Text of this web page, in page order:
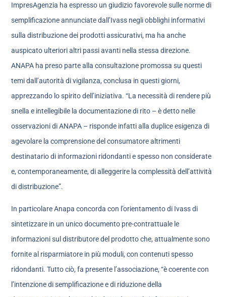
ImpresAgenzia ha espresso un giudizio favorevole sulle norme di
semplificazione annunciate dall’Ivass negli obblighi informativi
sulla distribuzione dei prodotti assicurativi, ma ha anche
auspicato ulteriori altri passi avanti nella stessa direzione.
ANAPA ha preso parte alla consultazione promossa su questi
temi dall’autorità di vigilanza, conclusa in questi giorni,
apprezzando lo spirito dell’iniziativa. “La necessità di rendere più
snella e intellegibile la documentazione di rito – è detto nelle
osservazioni di ANAPA – risponde infatti alla duplice esigenza di
agevolare la comprensione del consumatore altrimenti
destinatario di informazioni ridondanti e spesso non considerate
e, contemporaneamente, di alleggerire la complessità dell’attività
di distribuzione”.
In particolare Anapa concorda con l’orientamento di Ivass di
sintetizzare in un unico documento pre-contrattuale le
informazioni sul distributore del prodotto che, attualmente sono
fornite al risparmiatore in più moduli, con contenuti spesso
ridondanti. Tutto ciò, fa presente l’associazione, “è coerente con
l’intenzione di semplificazione e di riduzione della